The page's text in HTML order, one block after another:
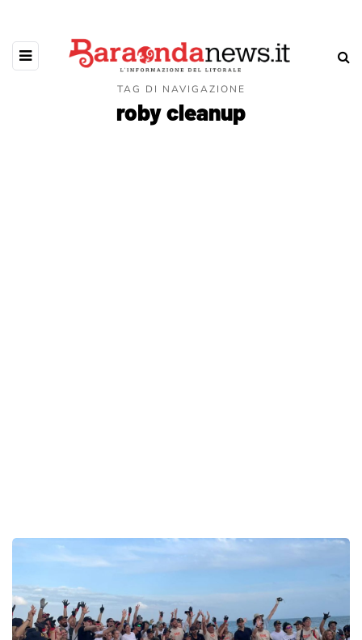
TAG DI NAVIGAZIONE
roby cleanup